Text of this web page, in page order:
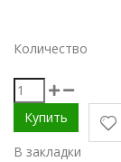
Количество
В закладки